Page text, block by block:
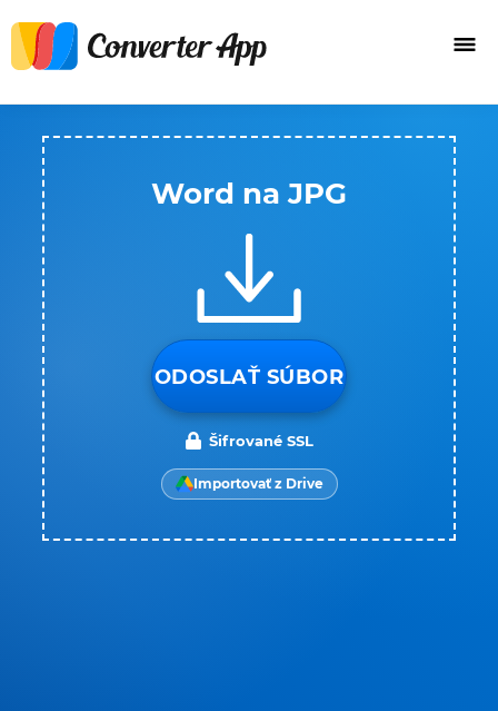
Word na JPG
ODOSLAŤ SÚBOR
Šifrované SSL
Importovať z Drive